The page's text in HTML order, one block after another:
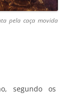
pela caça movida
segundo os